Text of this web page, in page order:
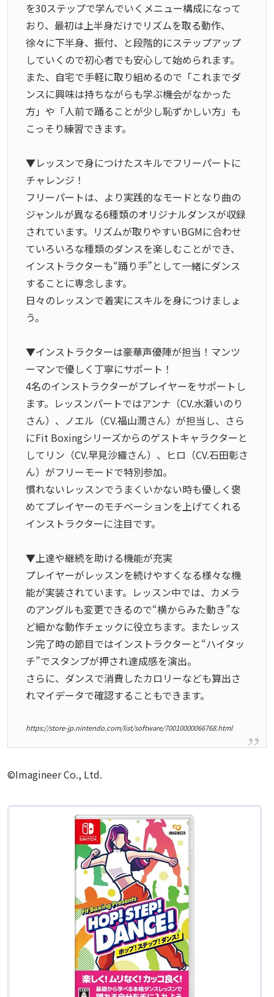
を30ステップで学んでいくメニュー構成になって
おり、最初は上半身だけでリズムを取る動作、
徐々に下半身、振付、と段階的にステップアップ
していくので初心者でも安心して始められます。
また、自宅で手軽に取り組めるので「これまでダ
ンスに興味は持ちながらも学ぶ機会がなかった
方」や「人前で踊ることが少し恥ずかしい方」も
こっそり練習できます。
▼レッスンで身につけたスキルでフリーパートに
チャレンジ！
フリーパートは、より実践的なモードとなり曲の
ジャンルが異なる6種類のオリジナルダンスが収録
されています。リズムが取りやすいBGMに合わせ
ていろいろな種類のダンスを楽しむことができ、
インストラクターも“踊り手”として一緒にダンス
することに専念します。
日々のレッスンで着実にスキルを身につけましょ
う。
▼インストラクターは豪華声優陣が担当！マンツ
ーマンで優しく丁寧にサポート！
4名のインストラクターがプレイヤーをサポートし
ます。レッスンパートではアンナ（CV.水瀬いのり
さん）、ノエル（CV.福山潤さん）が担当し、さら
にFit Boxingシリーズからのゲストキャラクターと
してリン（CV.早見沙織さん）、ヒロ（CV.石田彰さ
ん）がフリーモードで特別参加。
慣れないレッスンでうまくいかない時も優しく褒
めてプレイヤーのモチベーションを上げてくれる
インストラクターに注目です。
▼上達や継続を助ける機能が充実
プレイヤーがレッスンを続けやすくなる様々な機
能が実装されています。レッスン中では、カメラ
のアングルも変更できるので“横からみた動き”な
ど細かな動作チェックに役立ちます。またレッス
ン完了時の節目ではインストラクターと“ハイタッ
チ”でスタンプが押され達成感を演出。
さらに、ダンスで消費したカロリーなども算出さ
れマイデータで確認することもできます。
https://store-jp.nintendo.com/list/software/70010000066768.html
©Imagineer Co., Ltd.